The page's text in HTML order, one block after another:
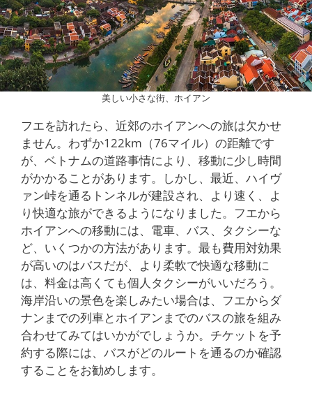
美しい小さな街、ホイアン
フエを訪れたら、近郊のホイアンへの旅は欠かせ
ません。わずか122km（76マイル）の距離です
が、ベトナムの道路事情により、移動に少し時間
がかかることがあります。しかし、最近、ハイヴ
ァン峠を通るトンネルが建設され、より速く、よ
り快適な旅ができるようになりました。フエから
ホイアンへの移動には、電車、バス、タクシーな
ど、いくつかの方法があります。最も費用対効果
が高いのはバスだが、より柔軟で快適な移動に
は、料金は高くても個人タクシーがいいだろう。
海岸沿いの景色を楽しみたい場合は、フエからダ
ナンまでの列車とホイアンまでのバスの旅を組み
合わせてみてはいかがでしょうか。チケットを予
約する際には、バスがどのルートを通るのか確認
することをお勧めします。